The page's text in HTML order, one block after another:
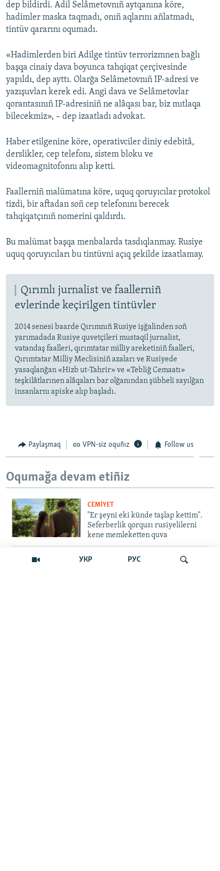
УКР РУС
dep bildirdi. Adil Selâmetovnıñ aytqanına köre,
hadimler maska taqmadı, onıñ aqlarını añlatmadı,
tintüv qararını oqumadı.
«Hadimlerden biri Adilge tintüv terrorizmnen bağlı
başqa cinaiy dava boyunca tahqiqat çerçivesinde
yapıldı, dep ayttı. Olarğa Selâmetovnıñ IP-adresi ve
yazışuvları kerek edi. Angi dava ve Selâmetovlar
qorantasınıñ IP-adresiniñ ne alâqası bar, biz mıtlaqa
bilecekmiz», – dep izaatladı advokat.
Haber etilgenine köre, operativciler diniy edebitâ,
derslikler, cep telefonı, sistem bloku ve
videomagnitofonnı alıp ketti.
Faallerniñ malümatına köre, uquq qoruyıcılar protokol
tizdi, bir aftadan soñ cep telefonını berecek
tahqiqatçınıñ nomerini qaldırdı.
Bu malümat başqa menbalarda tasdıqlanmay. Rusiye
uquq qoruyıcıları bu tintüvni açıq şekilde izaatlamay.
Qırımlı jurnalist ve faallerniñ
evlerinde keçirilgen tintüvler
2014 senesi baarde Qırımnıñ Rusiye işğalinden soñ
yarımadada Rusiye quvetçileri mustaqil jurnalist,
vatandaş faalleri, qırımtatar milliy areketiniñ faalleri,
Qırımtatar Milliy Meclisiniñ azaları ve Rusiyede
yasaqlanğan «Hizb ut-Tahrir» ve «Tebliğ Cemaatı»
teşkilâtlarınen alâqaları bar olğanından şübheli sayılğan
insanlarnı apiske alıp başladı.
Paylaşmaq VPN-siz oquñız Follow us
Oqumağa devam etiñiz
CEMİYET
"Er şeyni eki künde taşlap kettim".
Seferberlik qorqusı rusiyelilerni
kene memleketten quva
İNSAN AQLARI